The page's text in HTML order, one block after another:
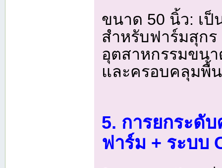
ขนาด 50 นิ้ว: เ
สำหรับฟาร์มสุกร
อุตสาหกรรมขน
และครอบคลุมพื้
5. การยกระดั
ฟาร์ม + ระบบ